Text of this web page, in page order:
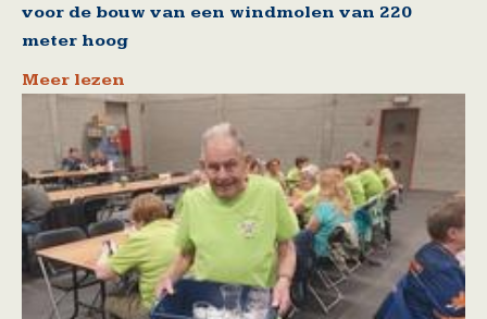
voor de bouw van een windmolen van 220
meter hoog
Meer lezen